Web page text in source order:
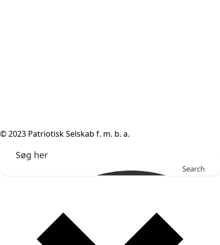
© 2023 Patriotisk Selskab f. m. b. a.
Search